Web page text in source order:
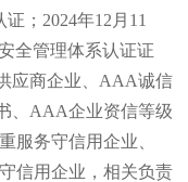
；2024年12月11
全管理体系认证证
应商企业、AAA诚信
、AAA企业资信等级
服务守信用企业、
信用企业，相关负责